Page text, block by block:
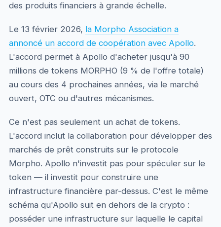
des produits financiers à grande échelle.
Le 13 février 2026, la Morpho Association a
annoncé un accord de coopération avec Apollo.
L'accord permet à Apollo d'acheter jusqu'à 90
millions de tokens MORPHO (9 % de l'offre totale)
au cours des 4 prochaines années, via le marché
ouvert, OTC ou d'autres mécanismes.
Ce n'est pas seulement un achat de tokens.
L'accord inclut la collaboration pour développer des
marchés de prêt construits sur le protocole
Morpho. Apollo n'investit pas pour spéculer sur le
token — il investit pour construire une
infrastructure financière par-dessus. C'est le même
schéma qu'Apollo suit en dehors de la crypto :
posséder une infrastructure sur laquelle le capital